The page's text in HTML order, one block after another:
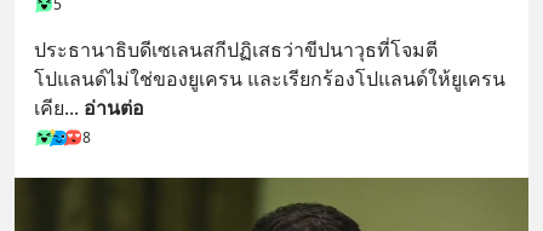
5
ประธานาธิบดีเซเลนสกีปฏิเสธว่าขีปนาวุธที่โจมตี
โปแลนด์ไม่ใช่ของยูเครน และเรียกร้องโปแลนด์ให้ยูเครน
เคีย... อ่านต่อ
8